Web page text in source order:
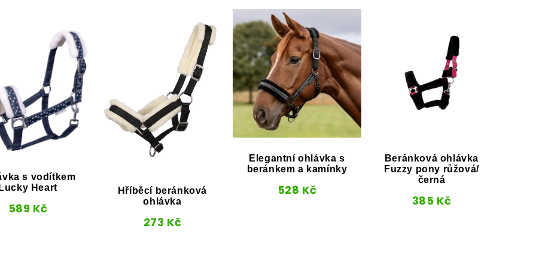
s vodítkem
Heart
589 Kč
Hříběcí beránková
ohlávka
273 Kč
Elegantní ohlávka s
beránkem a kamínky
528 Kč
Beránková ohlávka
Fuzzy pony růžová/
černá
385 Kč